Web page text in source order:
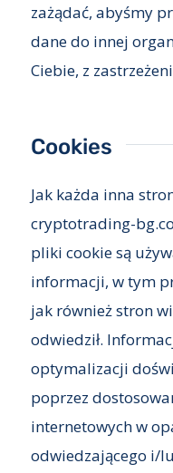
zażądać, abyśmy
dane do innej
Ciebie, z
Cookies
Jak każda inna
cryptotrading-
pliki cookie są
informacji, w tym
jak również stron
odwiedził.
optymalizacji
poprzez
internetowych w
odwiedzającego i/